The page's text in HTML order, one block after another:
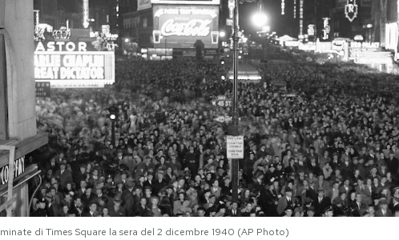
di Times Square la sera del 2 dicembre 1940 (AP Photo)